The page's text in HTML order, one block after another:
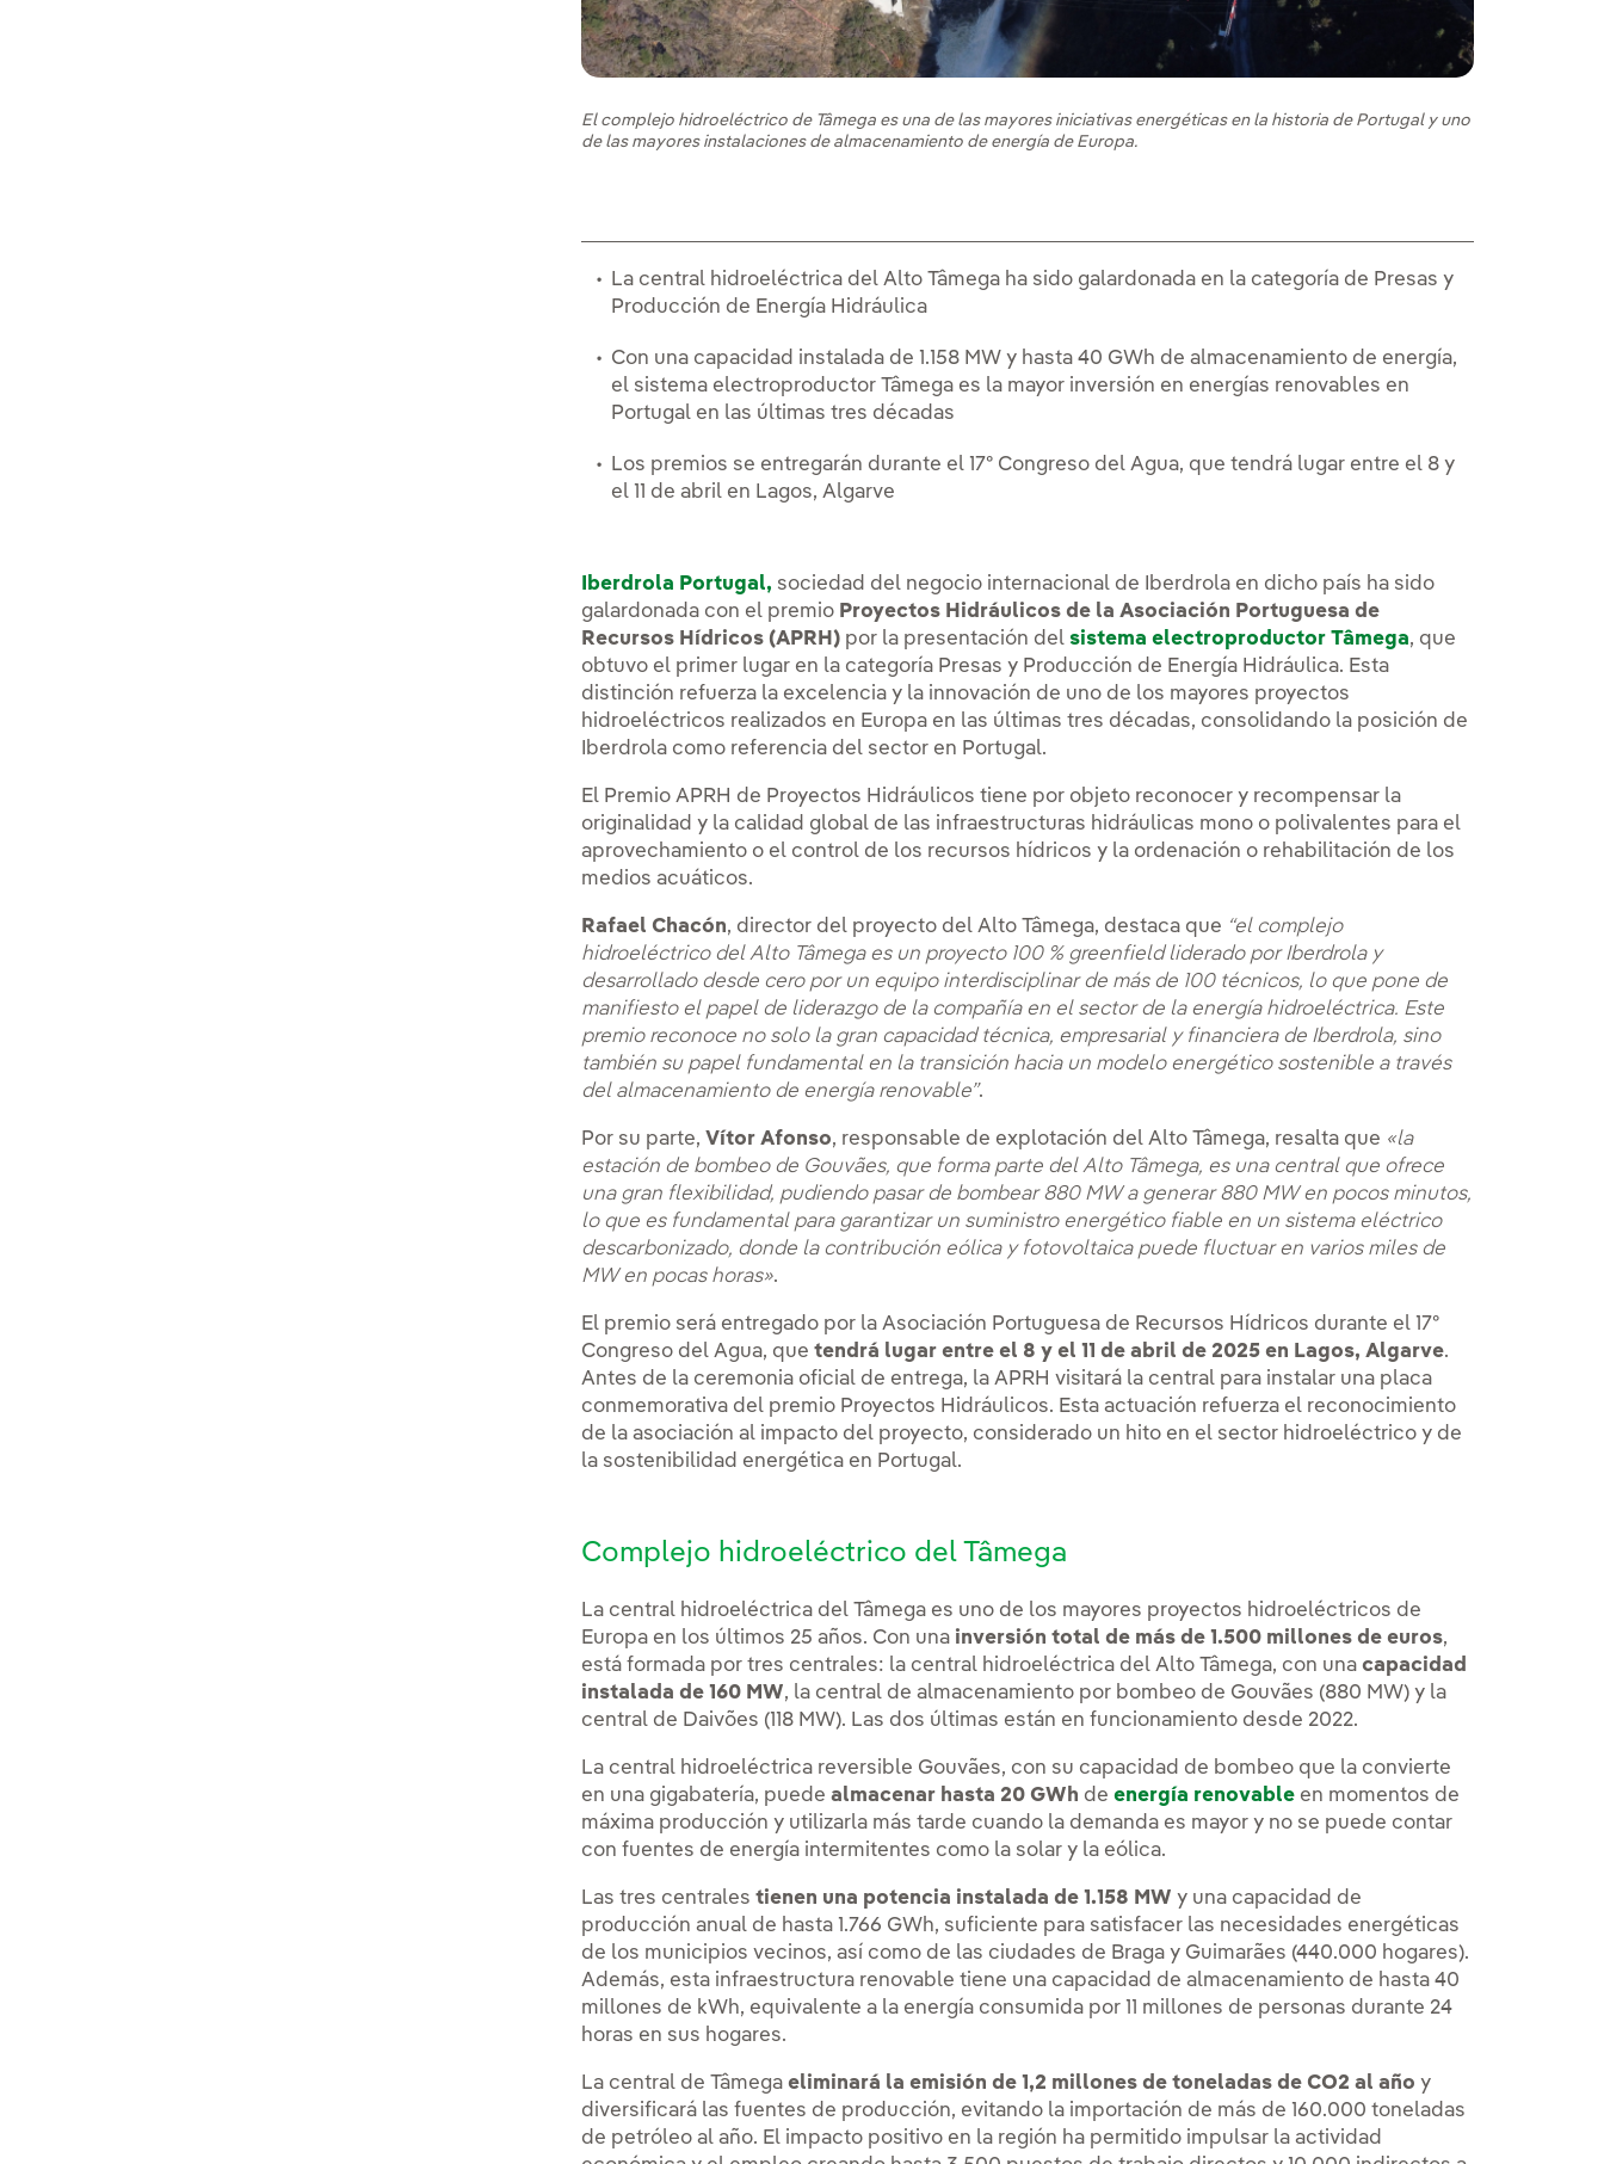
El complejo hidroeléctrico de Tâmega es una de las mayores iniciativas energéticas en la historia de Portugal y uno
de las mayores instalaciones de almacenamiento de energía de Europa.
La central hidroeléctrica del Alto Tâmega ha sido galardonada en la categoría de Presas y
Producción de Energía Hidráulica
Con una capacidad instalada de 1.158 MW y hasta 40 GWh de almacenamiento de energía,
el sistema electroproductor Tâmega es la mayor inversión en energías renovables en
Portugal en las últimas tres décadas
Los premios se entregarán durante el 17º Congreso del Agua, que tendrá lugar entre el 8 y
el 11 de abril en Lagos, Algarve
Iberdrola Portugal, sociedad del negocio internacional de Iberdrola en dicho país ha sido
galardonada con el premio Proyectos Hidráulicos de la Asociación Portuguesa de
Recursos Hídricos (APRH) por la presentación del sistema electroproductor Tâmega, que
obtuvo el primer lugar en la categoría Presas y Producción de Energía Hidráulica. Esta
distinción refuerza la excelencia y la innovación de uno de los mayores proyectos
hidroeléctricos realizados en Europa en las últimas tres décadas, consolidando la posición de
Iberdrola como referencia del sector en Portugal.
El Premio APRH de Proyectos Hidráulicos tiene por objeto reconocer y recompensar la
originalidad y la calidad global de las infraestructuras hidráulicas mono o polivalentes para el
aprovechamiento o el control de los recursos hídricos y la ordenación o rehabilitación de los
medios acuáticos.
Rafael Chacón, director del proyecto del Alto Tâmega, destaca que “el complejo
hidroeléctrico del Alto Tâmega es un proyecto 100 % greenfield liderado por Iberdrola y
desarrollado desde cero por un equipo interdisciplinar de más de 100 técnicos, lo que pone de
manifiesto el papel de liderazgo de la compañía en el sector de la energía hidroeléctrica. Este
premio reconoce no solo la gran capacidad técnica, empresarial y financiera de Iberdrola, sino
también su papel fundamental en la transición hacia un modelo energético sostenible a través
del almacenamiento de energía renovable”.
Por su parte, Vítor Afonso, responsable de explotación del Alto Tâmega, resalta que «la
estación de bombeo de Gouvães, que forma parte del Alto Tâmega, es una central que ofrece
una gran flexibilidad, pudiendo pasar de bombear 880 MW a generar 880 MW en pocos minutos,
lo que es fundamental para garantizar un suministro energético fiable en un sistema eléctrico
descarbonizado, donde la contribución eólica y fotovoltaica puede fluctuar en varios miles de
MW en pocas horas».
El premio será entregado por la Asociación Portuguesa de Recursos Hídricos durante el 17º
Congreso del Agua, quetendrá lugar entre el 8 y el 11 de abril de 2025 en Lagos, Algarve.
Antes de la ceremonia oficial de entrega, la APRH visitará la central para instalar una placa
conmemorativa del premio Proyectos Hidráulicos. Esta actuación refuerza el reconocimiento
de la asociación al impacto del proyecto, considerado un hito en el sector hidroeléctrico y de
la sostenibilidad energética en Portugal.
Complejo hidroeléctrico del Tâmega
La central hidroeléctrica del Tâmega es uno de los mayores proyectos hidroeléctricos de
Europa en los últimos 25 años. Con una inversión total de más de 1.500 millones de euros,
está formada por tres centrales: la central hidroeléctrica del Alto Tâmega, con unacapacidad
instalada de 160 MW, la central de almacenamiento por bombeo de Gouvães (880 MW) y la
central de Daivões (118 MW). Las dos últimas están en funcionamiento desde 2022.
La central hidroeléctrica reversible Gouvães, con su capacidad de bombeo que la convierte
en una gigabatería, puedealmacenar hasta 20 GWh deenergía renovable en momentos de
máxima producción y utilizarla más tarde cuando la demanda es mayor y no se puede contar
con fuentes de energía intermitentes como la solar y la eólica.
Las tres centralestienen una potencia instalada de 1.158 MW y una capacidad de
producción anual de hasta 1.766 GWh, suficiente para satisfacer las necesidades energéticas
de los municipios vecinos, así como de las ciudades de Braga y Guimarães (440.000 hogares).
Además, esta infraestructura renovable tiene una capacidad de almacenamiento de hasta 40
millones de kWh, equivalente a la energía consumida por 11 millones de personas durante 24
horas en sus hogares.
La central de Tâmegaeliminará la emisión de 1,2 millones de toneladas de CO2 al año y
diversificará las fuentes de producción, evitando la importación de más de 160.000 toneladas
de petróleo al año. El impacto positivo en la región ha permitido impulsar la actividad